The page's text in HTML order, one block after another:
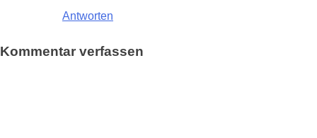
Antworten
Kommentar verfassen